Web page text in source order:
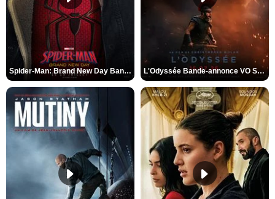
Spider-Man: Brand New Day Bande-annonce VO STFR L'Odyssée Bande-annonce VO STFR